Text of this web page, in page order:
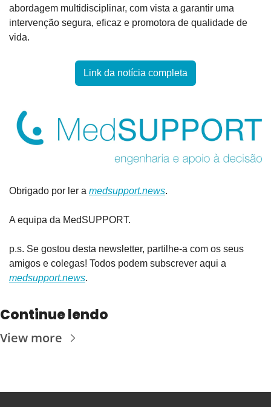
abordagem multidisciplinar, com vista a garantir uma
intervenção segura, eficaz e promotora de qualidade de
vida.
Link da notícia completa
Obrigado por ler a medsupport.news.
A equipa da MedSUPPORT.
p.s. Se gostou desta newsletter, partilhe-a com os seus
medsupport.news.
Continue lendo
View more